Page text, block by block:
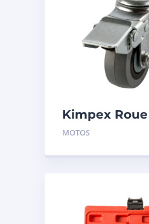
Kimpex
transport
MOTOS